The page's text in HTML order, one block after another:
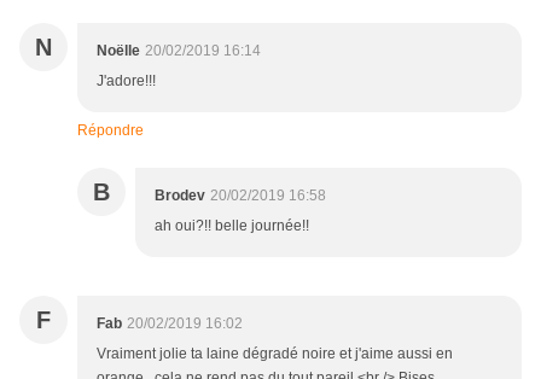
N Noëlle 20/02/2019 16:14
J'adore!!!
Répondre
B Brodev 20/02/2019 16:58
ah oui?!! belle journée!!
F Fab 20/02/2019 16:02
Vraiment jolie ta laine dégradé noire et j'aime aussi en